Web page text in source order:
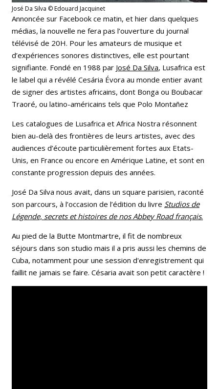
José Da Silva © Edouard Jacquinet
Annoncée sur Facebook ce matin, et hier dans quelques
médias, la nouvelle ne fera pas l’ouverture du journal
télévisé de 20H. Pour les amateurs de musique et
d’expériences sonores distinctives, elle est pourtant
signifiante. Fondé en 1988 par José Da Silva, Lusafrica est
le label qui a révélé Cesária Évora au monde entier avant
de signer des artistes africains, dont Bonga ou Boubacar
Traoré, ou latino-américains tels que Polo Montañez
Les catalogues de Lusafrica et Africa Nostra résonnent
bien au-delà des frontières de leurs artistes, avec des
audiences d’écoute particulièrement fortes aux Etats-
Unis, en France ou encore en Amérique Latine, et sont en
constante progression depuis des années.
José Da Silva nous avait, dans un square parisien, raconté
son parcours, à l’occasion de l’édition du livre Studios de
Légende, secrets et histoires de nos Abbey Road français.
Au pied de la Butte Montmartre, il fit de nombreux
séjours dans son studio mais il a pris aussi les chemins de
Cuba, notamment pour une session d'enregistrement qui
faillit ne jamais se faire. Césaria avait son petit caractère !